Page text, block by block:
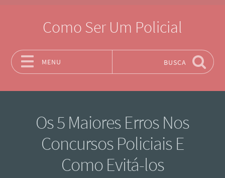
Como Ser Um Policial
MENU BUSCA
Os 5 Maiores Erros Nos
Concursos Policiais E
Como Evitá-los